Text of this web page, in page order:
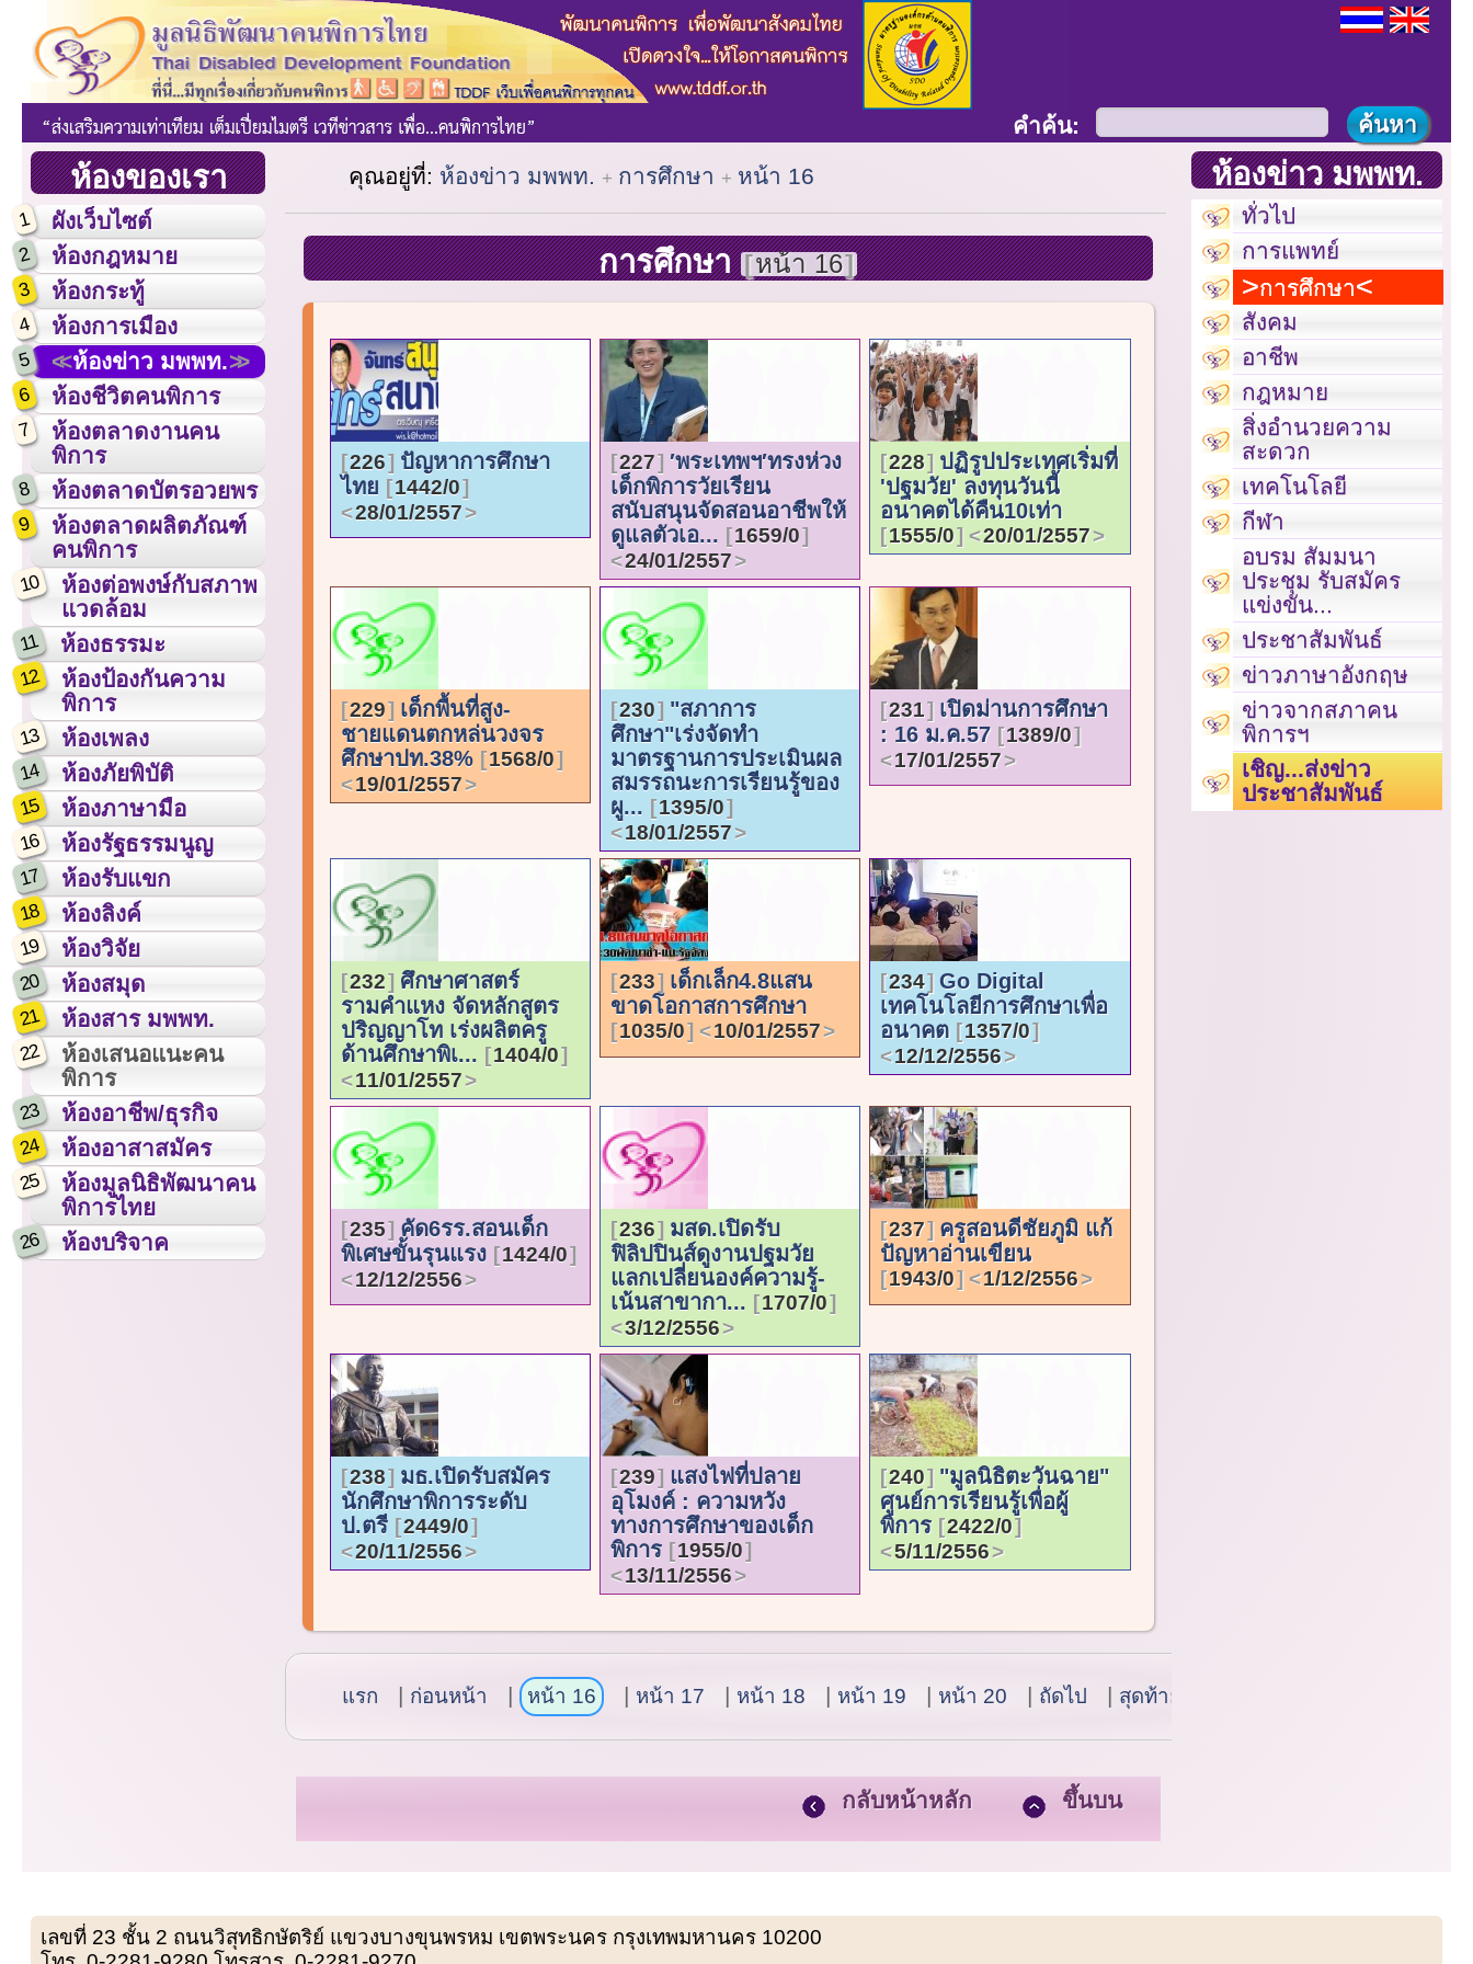
ห้องของเรา
1 ผังเว็บไซต์
2 ห้องกฎหมาย
3 ห้องกระทู้
4 ห้องการเมือง
5 ห้องข่าว มพพท.
6 ห้องชีวิตคนพิการ
7
ห้องตลาดงานคน
พิการ
8 ห้องตลาดบัตรอวยพร
9
ห้องตลาดผลิตภัณฑ์
คนพิการ
10
ห้องต่อพงษ์กับสภาพ
แวดล้อม
11 ห้องธรรมะ
12
ห้องป้องกันความ
พิการ
13 ห้องเพลง
14 ห้องภัยพิบัติ
15 ห้องภาษามือ
16 ห้องรัฐธรรมนูญ
17 ห้องรับแขก
18 ห้องลิงค์
19 ห้องวิจัย
20 ห้องสมุด
21 ห้องสาร มพพท.
22
ห้องเสนอแนะคน
พิการ
23 ห้องอาชีพ/ธุรกิจ
24 ห้องอาสาสมัคร
25
ห้องมูลนิธิพัฒนาคน
พิการไทย
26 ห้องบริจาค
คำค้น:
คุณอยู่ที่: ห้องข่าว มพพท. การศึกษา หน้า 16
การศึกษา หน้า 16
226
ปัญหาการศึกษา
ไทย
1442/0
28/01/2557
227
′พระเทพฯ′ทรงห่วง
เด็กพิการวัยเรียน
สนับสนุนจัดสอนอาชีพให้
ดูแลตัวเอ...
1659/0
24/01/2557
228
ปฏิรูปประเทศเริ่มที่
'ปฐมวัย' ลงทุนวันนี้
อนาคตได้คืน10เท่า
1555/0 20/01/2557
229
เด็กพื้นที่สูง-
ชายแดนตกหล่นวงจร
ศึกษาปท.38%
1568/0
19/01/2557
230
"สภาการ
ศึกษา"เร่งจัดทำ
มาตรฐานการประเมินผล
สมรรถนะการเรียนรู้ของ
ผู...
1395/0
18/01/2557
231
เปิดม่านการศึกษา
: 16 ม.ค.57
1389/0
17/01/2557
232
ศึกษาศาสตร์
รามคำแหง จัดหลักสูตร
ปริญญาโท เร่งผลิตครู
ด้านศึกษาพิเ...
1404/0
11/01/2557
233
เด็กเล็ก4.8แสน
ขาดโอกาสการศึกษา
1035/0 10/01/2557
234
Go Digital
เทคโนโลยีการศึกษาเพื่อ
อนาคต
1357/0
12/12/2556
235
คัด6รร.สอนเด็ก
พิเศษขั้นรุนแรง
1424/0
12/12/2556
236
มสด.เปิดรับ
ฟิลิปปินส์ดูงานปฐมวัย
แลกเปลี่ยนองค์ความรู้-
เน้นสาขากา...
1707/0
3/12/2556
237
ครูสอนดีชัยภูมิ แก้
ปัญหาอ่านเขียน
1943/0 1/12/2556
238
มธ.เปิดรับสมัคร
นักศึกษาพิการระดับ
ป.ตรี
2449/0
20/11/2556
239
แสงไฟที่ปลาย
อุโมงค์ : ความหวัง
ทางการศึกษาของเด็ก
พิการ
1955/0
13/11/2556
240
"มูลนิธิตะวันฉาย"
ศูนย์การเรียนรู้เพื่อผู้
พิการ
2422/0
5/11/2556
แรก ก่อนหน้า หน้า 16 หน้า 17 หน้า 18 หน้า 19 หน้า 20 ถัดไป สุดท้าย
กลับหน้าหลัก ขึ้นบน
ห้องข่าว มพพท.
ทั่วไป
การแพทย์
การศึกษา
สังคม
อาชีพ
กฎหมาย
สิ่งอำนวยความ
สะดวก
เทคโนโลยี
กีฬา
อบรม สัมมนา
ประชุม รับสมัคร
แข่งขัน...
ประชาสัมพันธ์
ข่าวภาษาอังกฤษ
ข่าวจากสภาคน
พิการฯ
เชิญ...ส่งข่าว
ประชาสัมพันธ์
เลขที่ 23 ชั้น 2 ถนนวิสุทธิกษัตริย์ แขวงบางขุนพรหม เขตพระนคร กรุงเทพมหานคร 10200